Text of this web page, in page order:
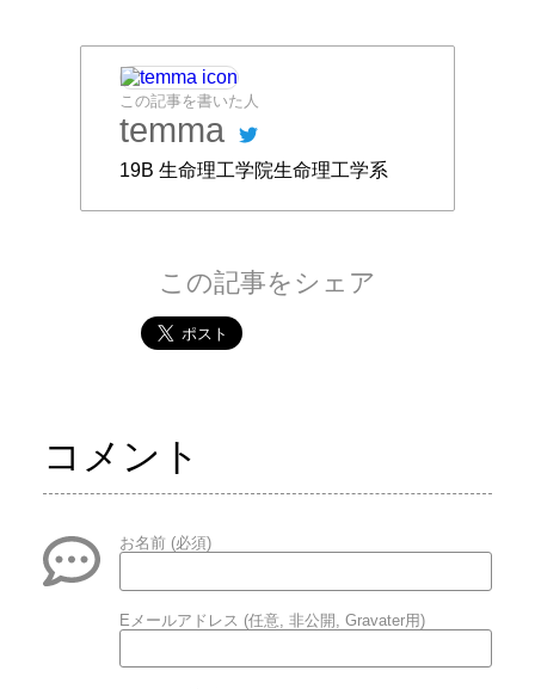
この記事を書いた人
temma
19B 生命理工学院生命理工学系
この記事をシェア